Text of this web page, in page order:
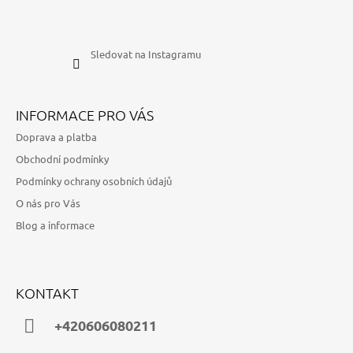
Sledovat na Instagramu
INFORMACE PRO VÁS
Doprava a platba
Obchodní podmínky
Podmínky ochrany osobních údajů
O nás pro Vás
Blog a informace
KONTAKT
+420606080211